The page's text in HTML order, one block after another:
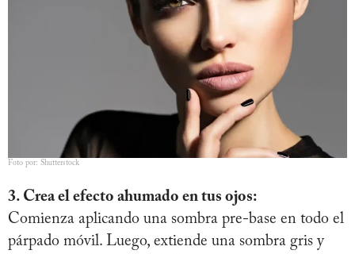
Foto por: Shutterstock
3. Crea el efecto ahumado en tus ojos:
Comienza aplicando una sombra pre-base en todo el
párpado móvil. Luego, extiende una sombra gris y